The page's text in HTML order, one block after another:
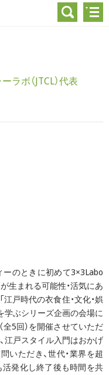
ボ（JTCL）代表
のときに初めて3×3Labo
生まれる可能性・活気にあ
戸時代の衣食住・文化・娯
学ぶシリーズ企画の会場に
全5回）を開催させていただ
江戸スタイル入門はおかげ
いただき、世代・業界を超
発化し終了後も時間を共